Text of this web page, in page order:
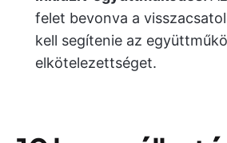
felet bevonva a
kell segítenie az
elkötelezettséget.